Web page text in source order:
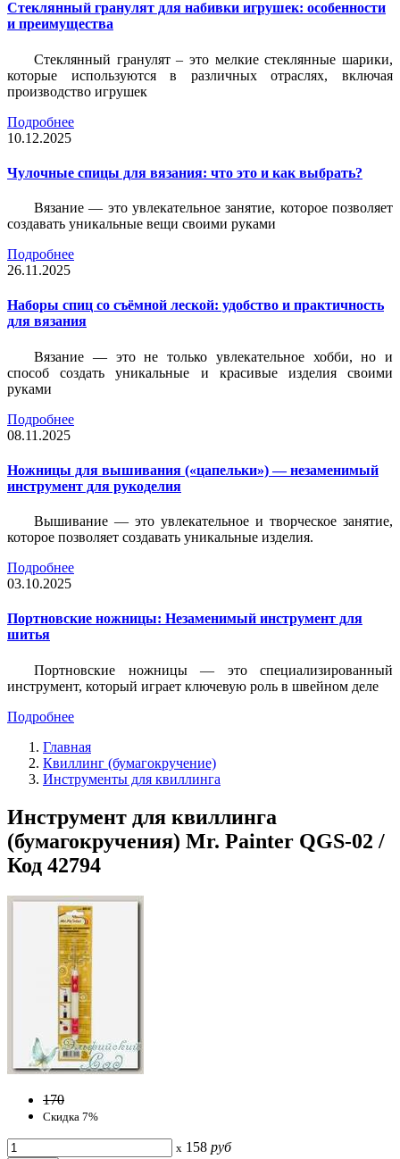
Стеклянный гранулят для набивки игрушек: особенности
и преимущества
Стеклянный гранулят – это мелкие стеклянные шарики,
которые используются в различных отраслях, включая
производство игрушек
Подробнее
10.12.2025
Чулочные спицы для вязания: что это и как выбрать?
Вязание — это увлекательное занятие, которое позволяет
создавать уникальные вещи своими руками
Подробнее
26.11.2025
Наборы спиц со съёмной леской: удобство и практичность
для вязания
Вязание — это не только увлекательное хобби, но и
способ создать уникальные и красивые изделия своими
руками
Подробнее
08.11.2025
Ножницы для вышивания («цапельки») — незаменимый
инструмент для рукоделия
Вышивание — это увлекательное и творческое занятие,
которое позволяет создавать уникальные изделия.
Подробнее
03.10.2025
Портновские ножницы: Незаменимый инструмент для
шитья
Портновские ножницы — это специализированный
инструмент, который играет ключевую роль в швейном деле
Подробнее
Главная
Квиллинг (бумагокручение)
Инструменты для квиллинга
Инструмент для квиллинга
(бумагокручения) Mr. Painter QGS-02 /
Код 42794
170
Скидка 7%
x 158 руб